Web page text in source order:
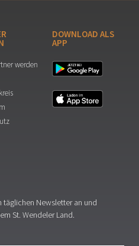
werden
DOWNLOAD ALS
APP
täglichen Newsletter an und
St. Wendeler Land.